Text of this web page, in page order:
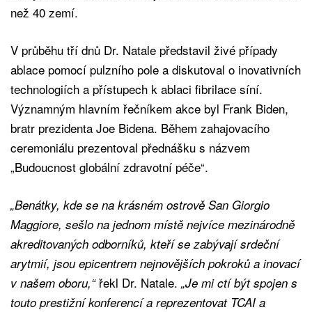
než 40 zemí.
V průběhu tří dnů Dr. Natale představil živé případy
ablace pomocí pulzního pole a diskutoval o inovativních
technologiích a přístupech k ablaci fibrilace síní.
Významným hlavním řečníkem akce byl Frank Biden,
bratr prezidenta Joe Bidena. Během zahajovacího
ceremoniálu prezentoval přednášku s názvem
„Budoucnost globální zdravotní péče“.
„Benátky, kde se na krásném ostrově San Giorgio
Maggiore, sešlo na jednom místě nejvíce mezinárodně
akreditovaných odborníků, kteří se zabývají srdeční
arytmií, jsou epicentrem nejnovějších pokroků a inovací
v našem oboru,“řekl Dr. Natale. „Je mi ctí být spojen s
touto prestižní konferencí a reprezentovat TCAI a